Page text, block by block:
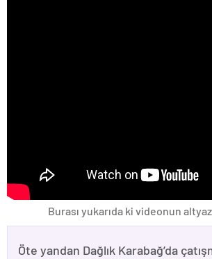
Burası yukarıda ki videonun
Öte yandan Dağlık Karabağ’da